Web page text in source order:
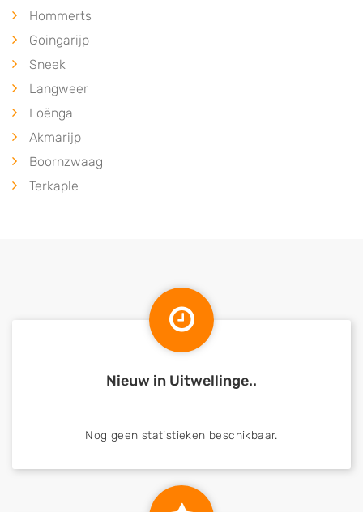
Hommerts
Goingarijp
Sneek
Langweer
Loënga
Akmarijp
Boornzwaag
Terkaple
Nieuw in Uitwellinge..
Nog geen statistieken beschikbaar.